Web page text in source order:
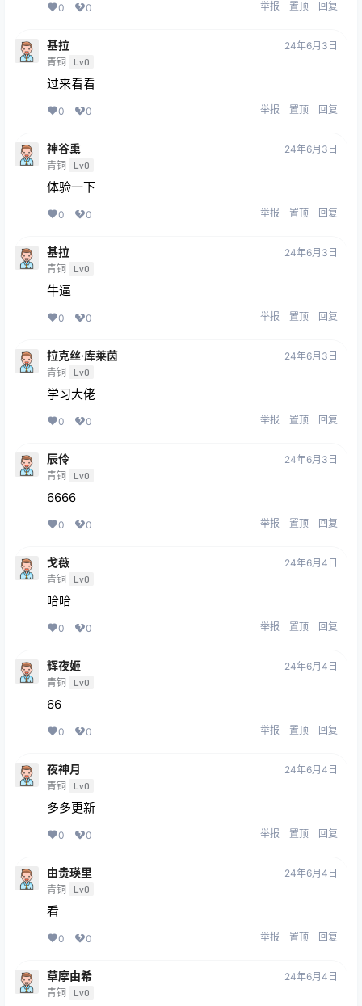
0 0 举报 置顶 回复
基拉
青铜 Lv0
24年6月3日
过来看看
0 0 举报 置顶 回复
神谷熏
青铜 Lv0
24年6月3日
体验一下
0 0 举报 置顶 回复
基拉
青铜 Lv0
24年6月3日
牛逼
0 0 举报 置顶 回复
拉克丝·库莱茵
青铜 Lv0
24年6月3日
学习大佬
0 0 举报 置顶 回复
辰伶
青铜 Lv0
24年6月3日
6666
0 0 举报 置顶 回复
戈薇
青铜 Lv0
24年6月4日
哈哈
0 0 举报 置顶 回复
辉夜姬
青铜 Lv0
24年6月4日
66
0 0 举报 置顶 回复
夜神月
青铜 Lv0
24年6月4日
多多更新
0 0 举报 置顶 回复
由贵瑛里
青铜 Lv0
24年6月4日
看
0 0 举报 置顶 回复
草摩由希
青铜 Lv0
24年6月4日